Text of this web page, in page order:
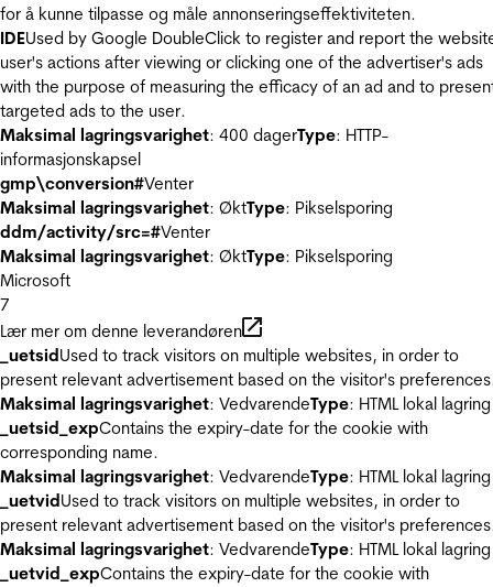
for å kunne tilpasse og måle annonseringseffektiviteten.
IDEUsed by Google DoubleClick to register and report the
user's actions after viewing or clicking one of the advertiser's ads
with the purpose of measuring the efficacy of an ad and to
targeted ads to the user.
Maksimal lagringsvarighet: 400 dagerType: HTTP-
informasjonskapsel
gmp\conversion#Venter
Maksimal lagringsvarighet: ØktType: Pikselsporing
ddm/activity/src=#Venter
Maksimal lagringsvarighet: ØktType: Pikselsporing
Microsoft
7
Lær mer om denne leverandøren
_uetsidUsed to track visitors on multiple websites, in order to
present relevant advertisement based on the visitor's
Maksimal lagringsvarighet: VedvarendeType: HTML lokal lagring
_uetsid_expContains the expiry-date for the cookie with
corresponding name.
Maksimal lagringsvarighet: VedvarendeType: HTML lokal lagring
_uetvidUsed to track visitors on multiple websites, in order to
present relevant advertisement based on the visitor's
Maksimal lagringsvarighet: VedvarendeType: HTML lokal lagring
_uetvid_expContains the expiry-date for the cookie with